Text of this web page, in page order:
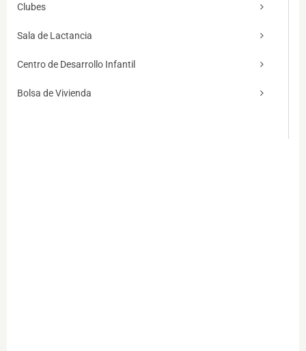
Clubes
Sala de Lactancia
Centro de Desarrollo Infantil
Bolsa de Vivienda